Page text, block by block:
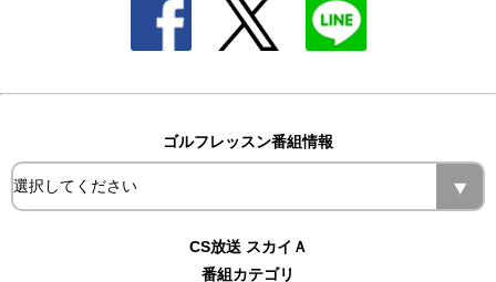
ゴルフレッスン番組情報
CS放送 スカイＡ
番組カテゴリ